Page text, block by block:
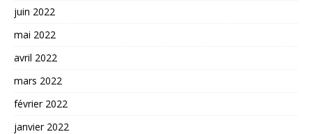
juin 2022
mai 2022
avril 2022
mars 2022
février 2022
janvier 2022